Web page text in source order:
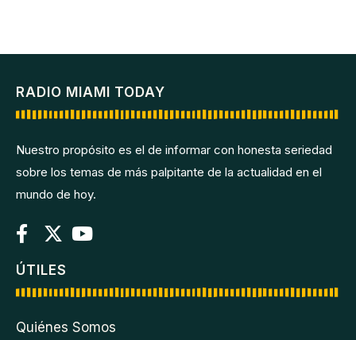
RADIO MIAMI TODAY
Nuestro propósito es el de informar con honesta seriedad
sobre los temas de más palpitante de la actualidad en el
mundo de hoy.
ÚTILES
Quiénes Somos